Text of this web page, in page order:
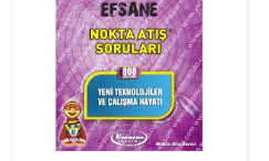
3. SINIF 6. YARIYIL SOSYOLOJİ
4. SINIF 7. YARIYIL SOSYOLOJİ
4. SINIF 8. YARIYIL SOSYOLOJİ